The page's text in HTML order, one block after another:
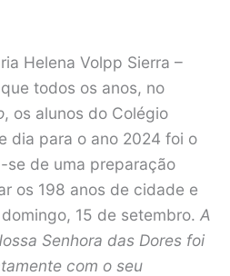
Helena Volpp Sierra –
todos os anos, no
, os alunos do Colégio
dia para o ano 2024 foi o
se de uma preparação
os 198 anos de cidade e
15 de setembro. A
Senhora das Dores foi
com o seu